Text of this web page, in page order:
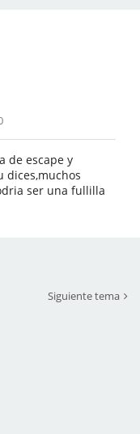
de escape y
dices,muchos
ser una fullilla
Siguiente tema